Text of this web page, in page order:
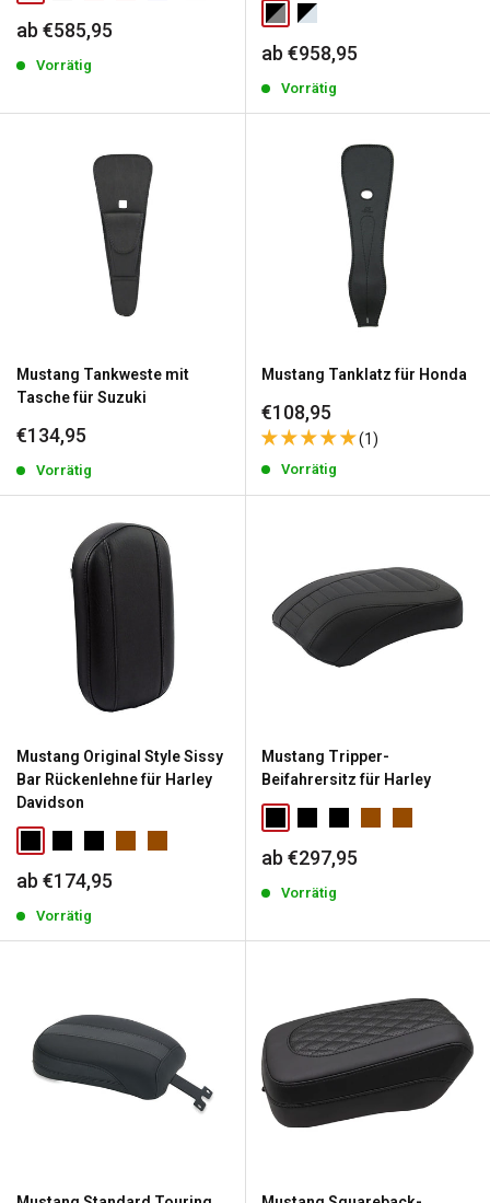
Sonderpreis
ab €585,95
Vorrätig
Sonderpreis
ab €958,95
Vorrätig
Mustang Tankweste mit
Tasche für Suzuki
Sonderpreis
€134,95
Vorrätig
Mustang Tanklatz für Honda
Sonderpreis
€108,95
(1)
Vorrätig
Mustang Original Style Sissy
Bar Rückenlehne für Harley
Davidson
Sonderpreis
ab €174,95
Vorrätig
Mustang Tripper-
Beifahrersitz für Harley
Sonderpreis
ab €297,95
Vorrätig